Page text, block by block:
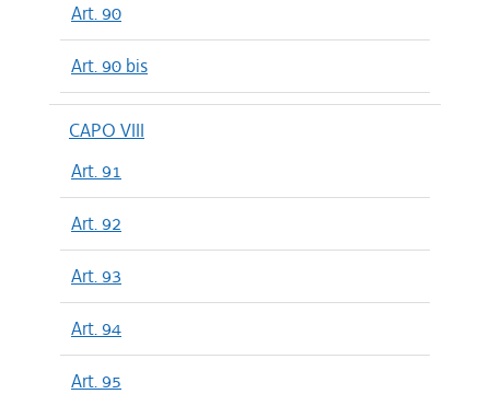
Art. 90
Art. 90 bis
CAPO VIII
Art. 91
Art. 92
Art. 93
Art. 94
Art. 95